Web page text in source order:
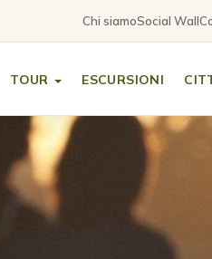
Chi siamoSocial Wall
TOUR ESCURSIONI